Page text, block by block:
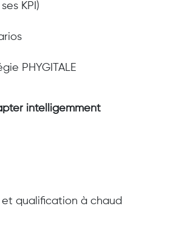
KPI)
PHYGITALE
intelligemment
qualification à chaud